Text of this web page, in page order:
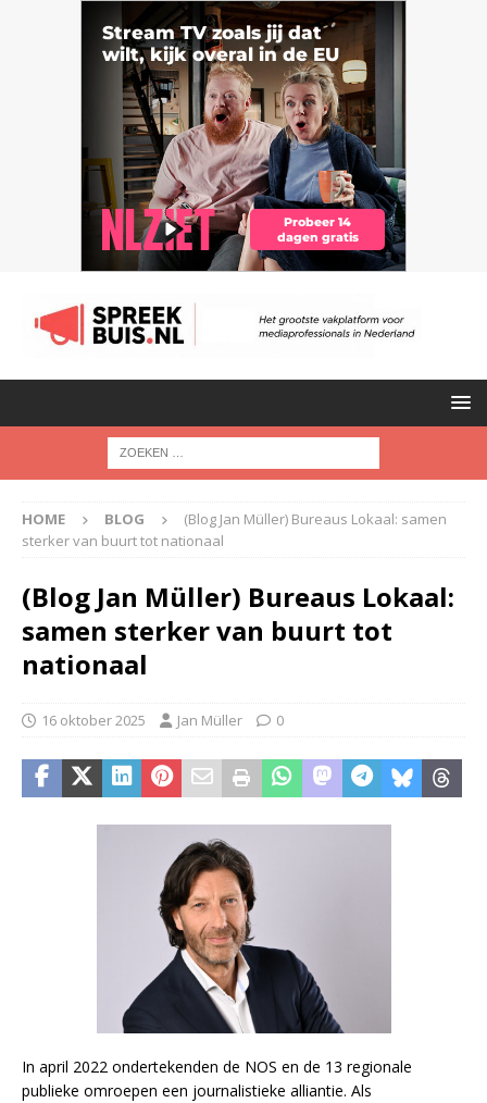
HOME BLOG
(Blog Jan Müller) Bureaus Lokaal: samen
sterker van buurt tot nationaal
(Blog Jan Müller) Bureaus Lokaal:
samen sterker van buurt tot
nationaal
16 oktober 2025 Jan Müller 0
In april 2022 ondertekenden de NOS en de 13 regionale
publieke omroepen een journalistieke alliantie. Als